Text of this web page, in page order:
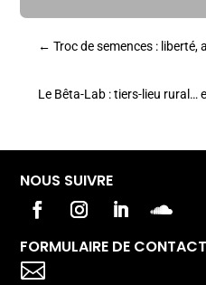
←Troc de semences :
Le Bêta-Lab : tiers-lieu rural…
NOUS SUIVRE
FORMULAIRE DE CONTACT
